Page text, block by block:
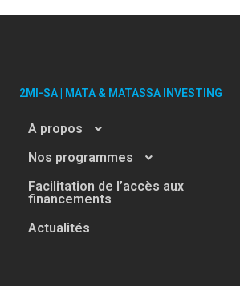
2MI-SA | MATA & MATASSA INVESTING
A propos
Nos programmes
Facilitation de l’accès aux
financements
Actualités